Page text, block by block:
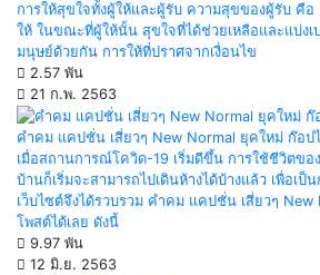
การให้สุขใจทั้งผู้ให้และผู้รับ ความสุขของผู้รับ คื
ให้ ในขณะที่ผู้ให้นั้น สุขใจที่ได้ช่วยเหลือและแบ่ง
มนุษย์ด้วยกัน การให้ที่ปราศจากเงื่อนไข
2.57 พัน
21 ก.พ. 2563
คำคม แคปชั่น เสี่ยวๆ New Normal ยุคใหม่ ก๊อป
เมื่อสถานการณ์โควิด-19 เริ่มดีขึ้น การใช้ชีวิตข
บ้านก็เริ่มจะสามารถไปเดินห้างได้บ้างแล้ว เพื่อเป็
เว็บไซต์จึงได้รวบรวม คำคม แคปชั่น เสี่ยวๆ
โพสต์ได้เลย ดังนี้
9.97 พัน
12 มิ.ย. 2563